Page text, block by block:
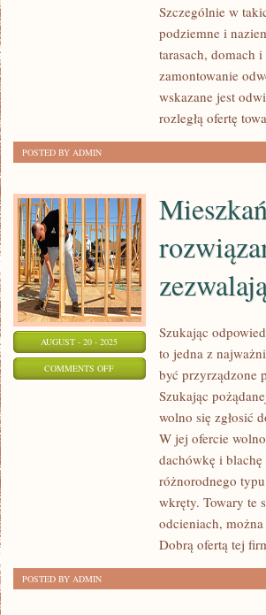
Szczególnie w
podziemne i
tarasach, domach
zamontowanie
wskazane jest
rozległą ofertę
POSTED BY ADMIN
AUGUST - 20 - 2025
COMMENTS OFFON
MIESZKAŃCY
NOWOCZESNE
ROZWIĄZANIA
BUDOWNICTWIE,
ZEZWALAJĄ
ZAOSZCZĘDZIĆ
Szukając
to jedna z
być przyrządzone
Szukając
wolno się zgłosić
W jej ofercie
dachówkę i
różnorodnego
wkręty. Towary te
odcieniach,
Dobrą ofertą tej
POSTED BY ADMIN